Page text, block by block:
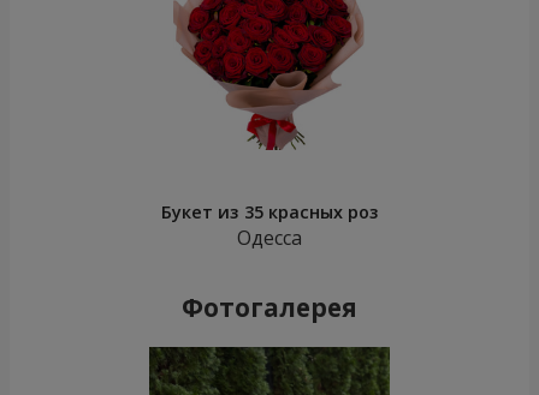
Букет из 35 красных роз
Одесса
Фотогалерея